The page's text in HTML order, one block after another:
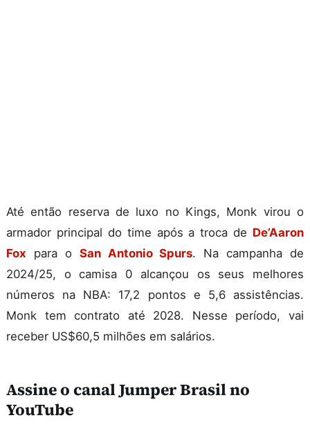
Até então reserva de luxo no Kings, Monk virou o
armador principal do time após a troca de De’Aaron
Fox para o San Antonio Spurs. Na campanha de
2024/25, o camisa 0 alcançou os seus melhores
números na NBA: 17,2 pontos e 5,6 assistências.
Monk tem contrato até 2028. Nesse período, vai
receber US$60,5 milhões em salários.
Assine o canal Jumper Brasil no
YouTube